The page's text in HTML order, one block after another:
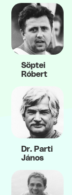
Söptei
Róbert
Dr. Parti
János